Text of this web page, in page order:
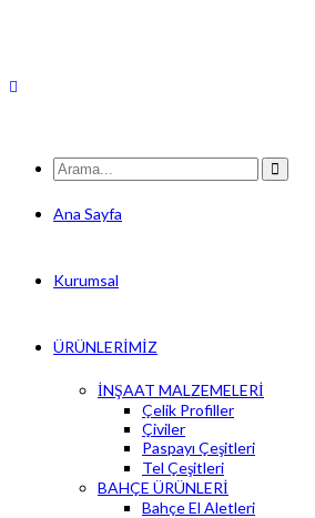
Ana Sayfa
Kurumsal
ÜRÜNLERİMİZ
İNŞAAT MALZEMELERİ
Çelik Profiller
Çiviler
Paspayı Çeşitleri
Tel Çeşitleri
BAHÇE ÜRÜNLERİ
Bahçe El Aletleri